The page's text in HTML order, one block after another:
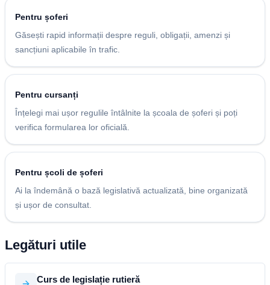
Pentru șoferi
Găsești rapid informații despre reguli, obligații, amenzi și
sancțiuni aplicabile în trafic.
Pentru cursanți
Înțelegi mai ușor regulile întâlnite la școala de șoferi și poți
verifica formularea lor oficială.
Pentru școli de șoferi
Ai la îndemână o bază legislativă actualizată, bine organizată
și ușor de consultat.
Legături utile
Curs de legislație rutieră